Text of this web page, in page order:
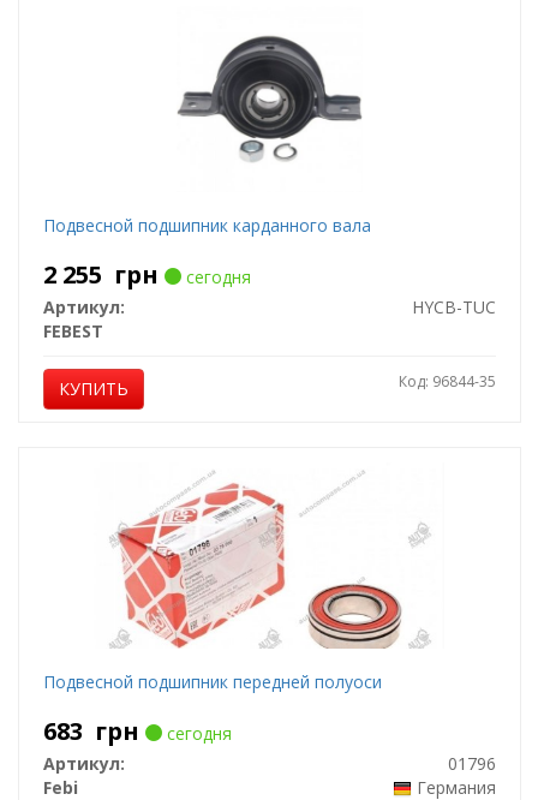
Подвесной подшипник карданного вала
2 255 грн
сегодня
Артикул:
HYCB-TUC
FEBEST
КУПИТЬ Код: 96844-35
Подвесной подшипник передней полуоси
683 грн
сегодня
Артикул:
01796
Febi
Германия